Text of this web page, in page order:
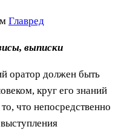
Главред
выписки
оратор должен быть
круг его знаний
что непосредственно